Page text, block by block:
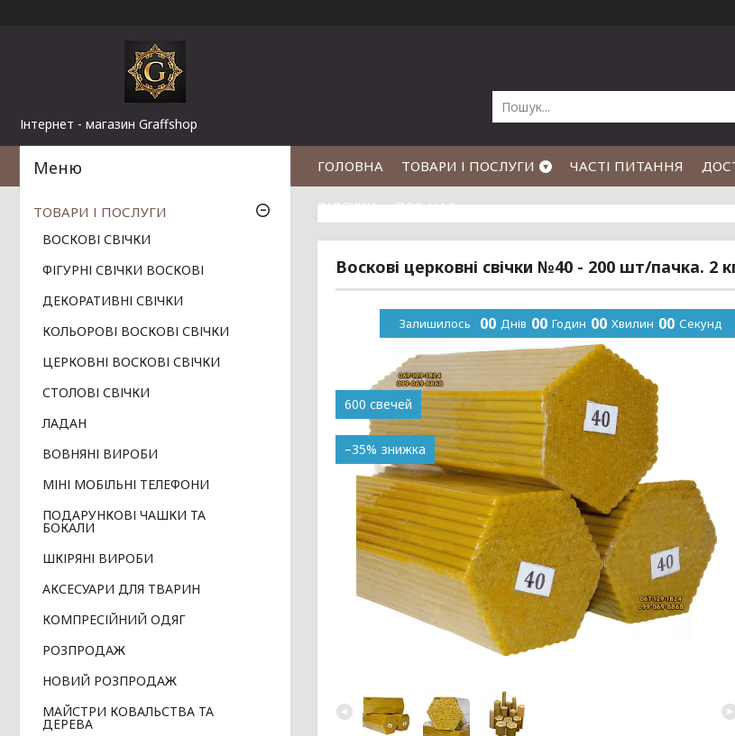
Інтернет - магазин Graffshop
ГОЛОВНА ТОВАРИ І ПОСЛУГИ ЧАСТІ ПИТАННЯ
ВІДГУКИ ПРО НАС
Воскові церковні свічки №40 - 200 шт/пачка. 2
600 свечей
–35%
Залишилось 00 Днів 00 Годин 00 Хвилин 00 Секунд
ТОВАРИ І ПОСЛУГИ
ВОСКОВІ СВІЧКИ
ФІГУРНІ СВІЧКИ ВОСКОВІ
ДЕКОРАТИВНІ СВІЧКИ
КОЛЬОРОВІ ВОСКОВІ СВІЧКИ
ЦЕРКОВНІ ВОСКОВІ СВІЧКИ
СТОЛОВІ СВІЧКИ
ЛАДАН
ВОВНЯНІ ВИРОБИ
МІНІ МОБІЛЬНІ ТЕЛЕФОНИ
ПОДАРУНКОВІ ЧАШКИ ТА
БОКАЛИ
ШКІРЯНІ ВИРОБИ
АКСЕСУАРИ ДЛЯ ТВАРИН
КОМПРЕСІЙНИЙ ОДЯГ
РОЗПРОДАЖ
НОВИЙ РОЗПРОДАЖ
МАЙСТРИ КОВАЛЬСТВА ТА
ДЕРЕВА